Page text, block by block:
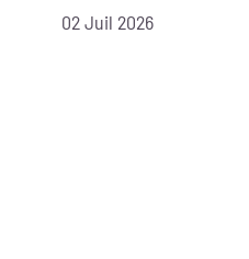
02 Juil 2026